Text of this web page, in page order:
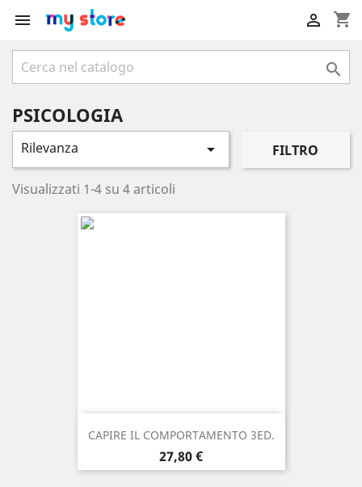
 shopping_cart


PSICOLOGIA
Rilevanza  FILTRO
Visualizzati 1-4 su 4 articoli
CAPIRE IL COMPORTAMENTO 3ED.
Prezzo
27,80 €